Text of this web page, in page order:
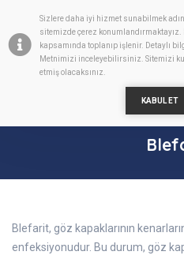
Sizlere daha iyi hizmet sunabilmek
sitemizdeçerez konumlandırmaktayız.
kapsamında toplanıp işlenir. Detaylı
Metnimizi inceleyebilirsiniz. Sitemizi
etmiş olacaksınız.
KABUL ET
Blefarit, göz kapaklarının
enfeksiyonudur. Bu durum, göz